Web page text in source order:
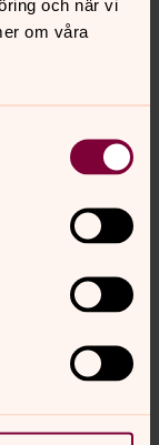
och när vi
om våra
information
Uppsala.
på
det färska